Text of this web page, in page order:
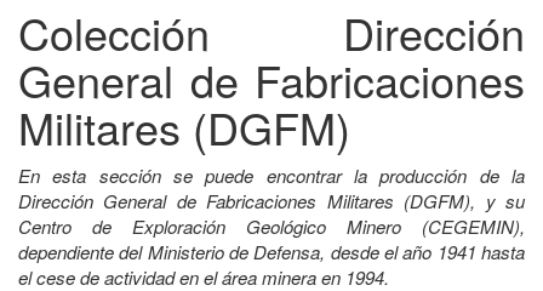
Colección Dirección
General de Fabricaciones
Militares (DGFM)
En esta sección se puede encontrar la producción de la
Dirección General de Fabricaciones Militares (DGFM), y su
Centro de Exploración Geológico Minero (CEGEMIN),
dependiente del Ministerio de Defensa, desde el año 1941 hasta
el cese de actividad en el área minera en 1994.